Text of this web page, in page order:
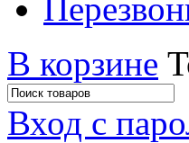
В корзине
Вход с